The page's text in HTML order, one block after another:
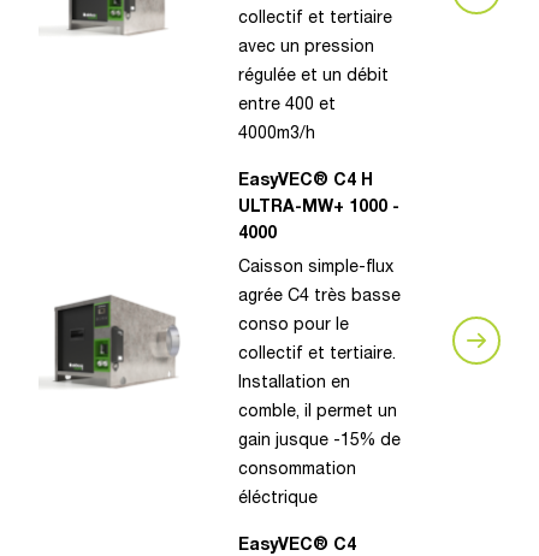
collectif et tertiaire
avec un pression
régulée et un débit
entre 400 et
4000m3/h
EasyVEC® C4 H
ULTRA-MW+ 1000 -
4000
Caisson simple-flux
agrée C4 très basse
conso pour le
collectif et tertiaire.
Installation en
comble, il permet un
gain jusque -15% de
consommation
éléctrique
EasyVEC® C4